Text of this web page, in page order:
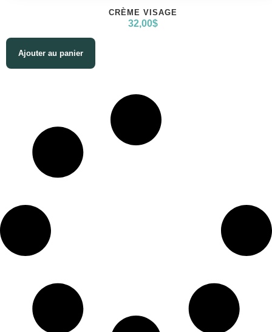
CRÈME VISAGE
32,00$
Ajouter au panier